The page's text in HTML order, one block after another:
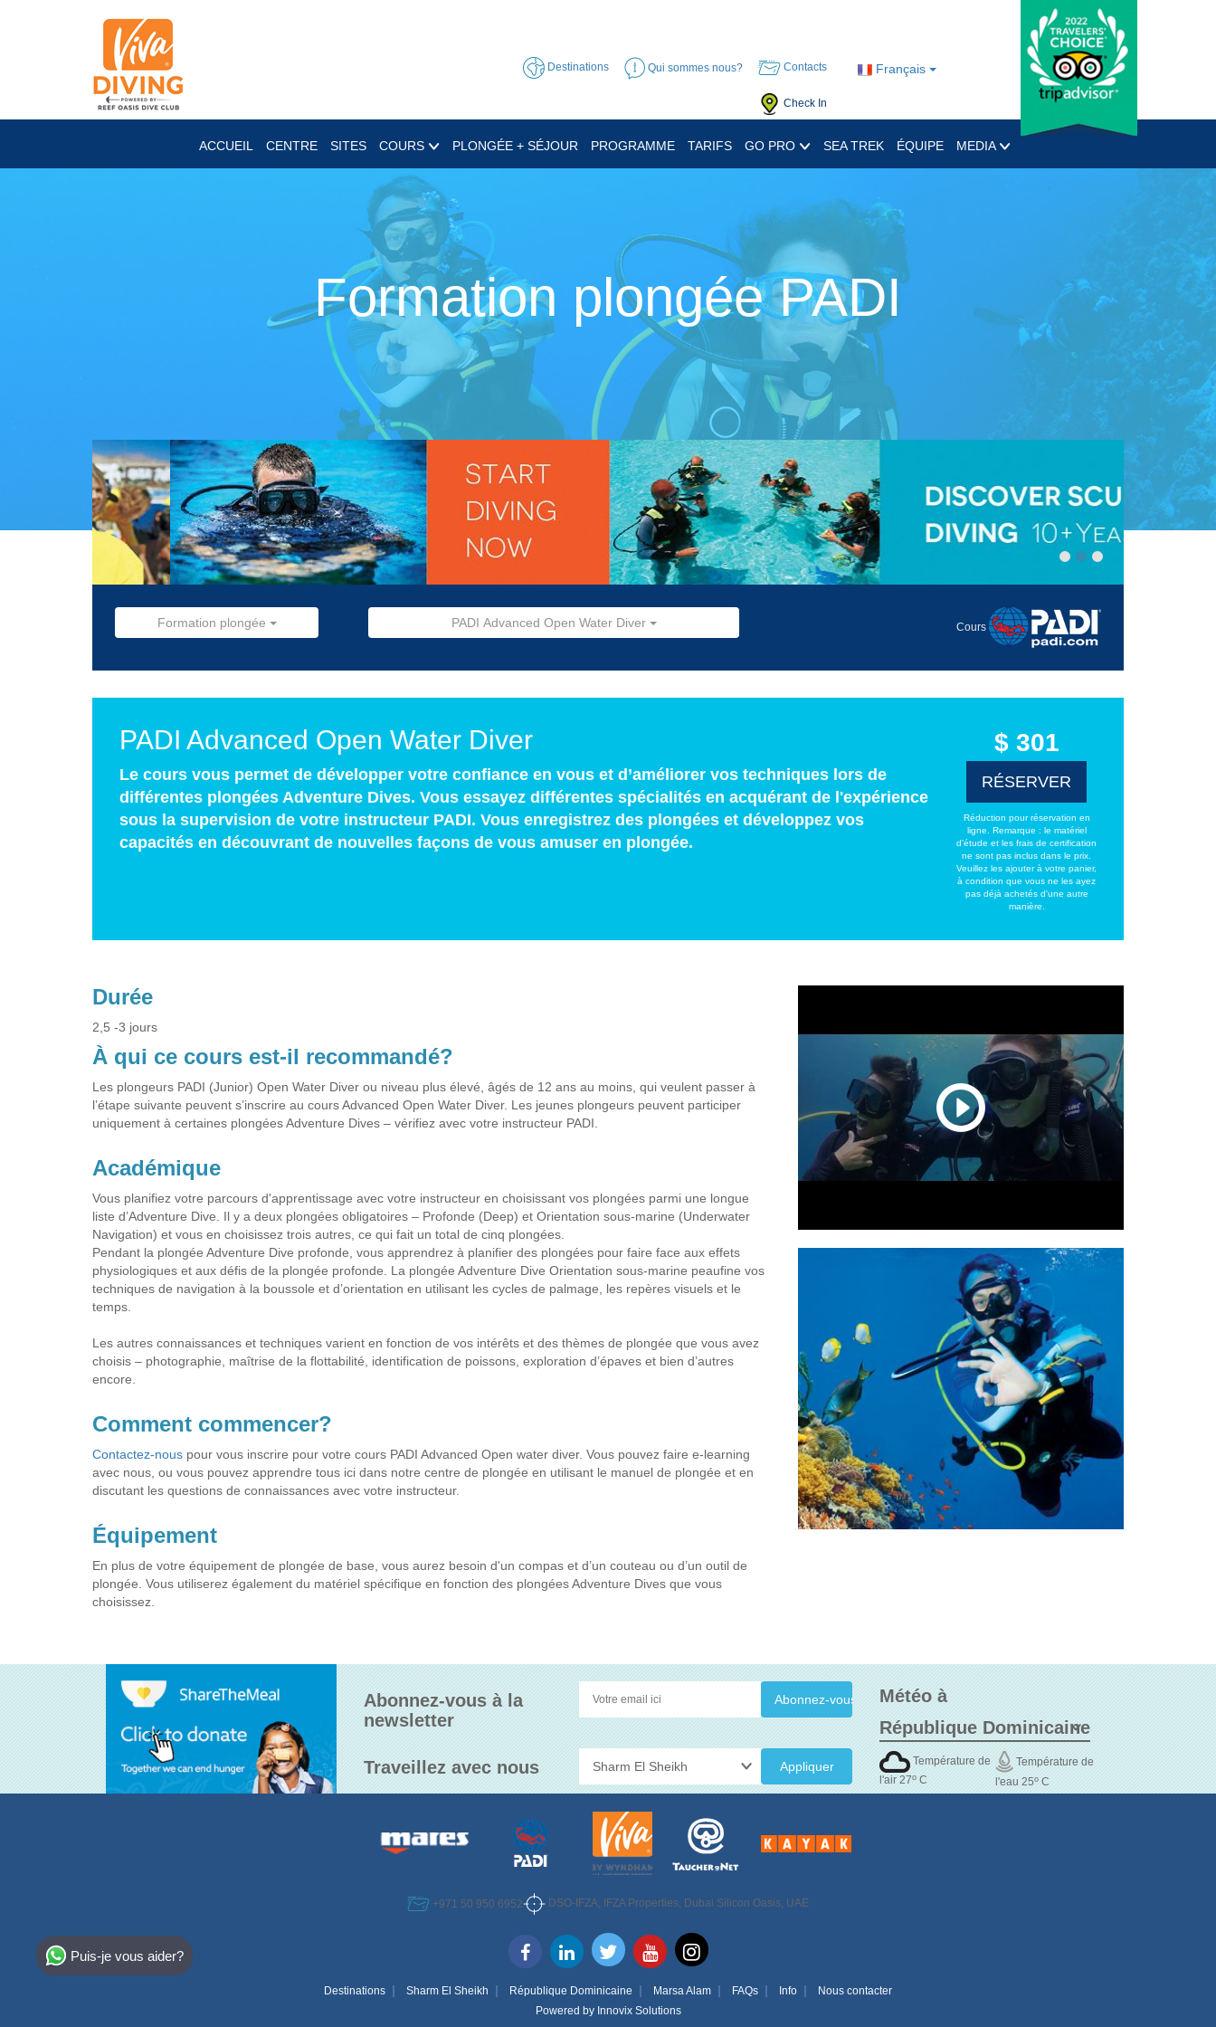
Français
Destinations Qui sommes nous? Contacts
Check In
ACCUEIL CENTRE SITES COURS PLONGÉE + SÉJOUR PROGRAMME TARIFS GO PRO SEA TREK ÉQUIPE MEDIA
Formation plongée PADI
Formation plongée PADI Advanced Open Water Diver Cours
PADI Advanced Open Water Diver
Le cours vous permet de développer votre confiance en vous et d’améliorer vos techniques lors de
différentes plongées Adventure Dives. Vous essayez différentes spécialités en acquérant de l'expérience
sous la supervision de votre instructeur PADI. Vous enregistrez des plongées et développez vos
capacités en découvrant de nouvelles façons de vous amuser en plongée.
$ 301
RÉSERVER
Réduction pour réservation en
ligne. Remarque : le matériel
d'étude et les frais de certification
ne sont pas inclus dans le prix.
Veuillez les ajouter à votre panier,
à condition que vous ne les ayez
pas déjà achetés d'une autre
manière.
Durée
2,5 -3 jours
À qui ce cours est-il recommandé?
Les plongeurs PADI (Junior) Open Water Diver ou niveau plus élevé, âgés de 12 ans au moins, qui veulent passer à
l’étape suivante peuvent s’inscrire au cours Advanced Open Water Diver. Les jeunes plongeurs peuvent participer
uniquement à certaines plongées Adventure Dives – vérifiez avec votre instructeur PADI.
Académique
Vous planifiez votre parcours d'apprentissage avec votre instructeur en choisissant vos plongées parmi une longue
liste d’Adventure Dive. Il y a deux plongées obligatoires – Profonde (Deep) et Orientation sous-marine (Underwater
Navigation) et vous en choisissez trois autres, ce qui fait un total de cinq plongées.
Pendant la plongée Adventure Dive profonde, vous apprendrez à planifier des plongées pour faire face aux effets
physiologiques et aux défis de la plongée profonde. La plongée Adventure Dive Orientation sous-marine peaufine vos
techniques de navigation à la boussole et d’orientation en utilisant les cycles de palmage, les repères visuels et le
temps.
Les autres connaissances et techniques varient en fonction de vos intérêts et des thèmes de plongée que vous avez
choisis – photographie, maîtrise de la flottabilité, identification de poissons, exploration d’épaves et bien d’autres
encore.
Comment commencer?
Contactez-nous pour vous inscrire pour votre cours PADI Advanced Open water diver. Vous pouvez faire e-learning
avec nous, ou vous pouvez apprendre tous ici dans notre centre de plongée en utilisant le manuel de plongée et en
discutant les questions de connaissances avec votre instructeur.
Équipement
En plus de votre équipement de plongée de base, vous aurez besoin d'un compas et d’un couteau ou d’un outil de
plongée. Vous utiliserez également du matériel spécifique en fonction des plongées Adventure Dives que vous
choisissez.
Abonnez-vous à la
newsletter
Traveillez avec nous Appliquer
Météo à
Température de
l'air 27o C
Température de
l'eau 25oC
+971 50 950 6952 DSO-IFZA, IFZA Properties, Dubai Silicon Oasis, UAE
Destinations Sharm El Sheikh République Dominicaine Marsa Alam FAQs Info
Nous contacter
Powered by Innovix Solutions
Puis-je vous aider?
Select Destination
Egypt